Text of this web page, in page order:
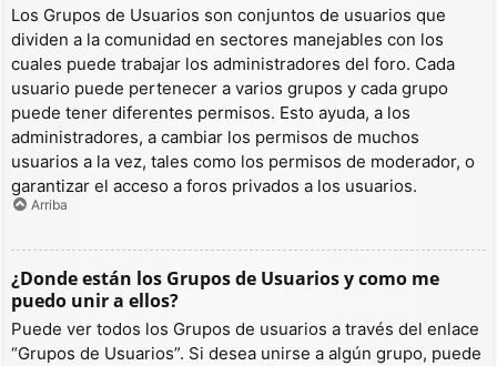
Los Grupos de Usuarios son conjuntos de usuarios que
dividen a la comunidad en sectores manejables con los
cuales puede trabajar los administradores del foro. Cada
usuario puede pertenecer a varios grupos y cada grupo
puede tener diferentes permisos. Esto ayuda, a los
administradores, a cambiar los permisos de muchos
usuarios a la vez, tales como los permisos de moderador, o
garantizar el acceso a foros privados a los usuarios.
Arriba
¿Donde están los Grupos de Usuarios y como me
puedo unir a ellos?
Puede ver todos los Grupos de usuarios a través del enlace
“Grupos de Usuarios”. Si desea unirse a algún grupo, puede